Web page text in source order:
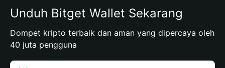
Unduh Bitget Wallet Sekarang
Dompet kripto terbaik dan aman yang dipercaya oleh
40 juta pengguna